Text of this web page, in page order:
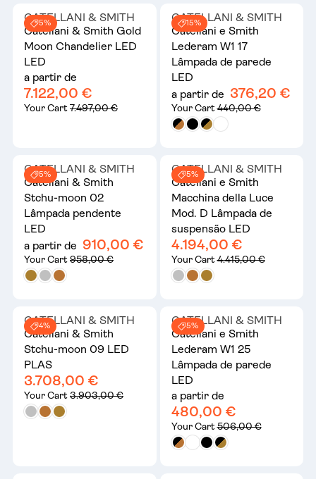
5%
CATELLANI & SMITH
Catellani & Smith Gold
Moon Chandelier LED
LED
a partir de
7.122,00 €
Your Cart7.497,00 €
15%
CATELLANI & SMITH
Catellani e Smith
Lederam W1 17
Lâmpada de parede
LED
a partir de 376,20 €
Your Cart440,00 €
5%
CATELLANI & SMITH
Catellani & Smith
Stchu-moon 02
Lâmpada pendente
LED
a partir de 910,00 €
Your Cart958,00 €
5%
CATELLANI & SMITH
Catellani e Smith
Macchina della Luce
Mod. D Lâmpada de
suspensão LED
4.194,00 €
Your Cart4.415,00 €
4%
CATELLANI & SMITH
Catellani & Smith
Stchu-moon 09 LED
PLAS
3.708,00 €
Your Cart3.903,00 €
5%
CATELLANI & SMITH
Catellani e Smith
Lederam W1 25
Lâmpada de parede
LED
a partir de
480,00 €
Your Cart506,00 €